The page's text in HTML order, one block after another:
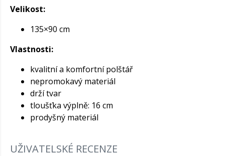
Velikost:
135×90 cm
Vlastnosti:
kvalitní a komfortní polštář
nepromokavý materiál
drží tvar
tloušťka výplně: 16 cm
prodyšný materiál
UŽIVATELSKÉ RECENZE